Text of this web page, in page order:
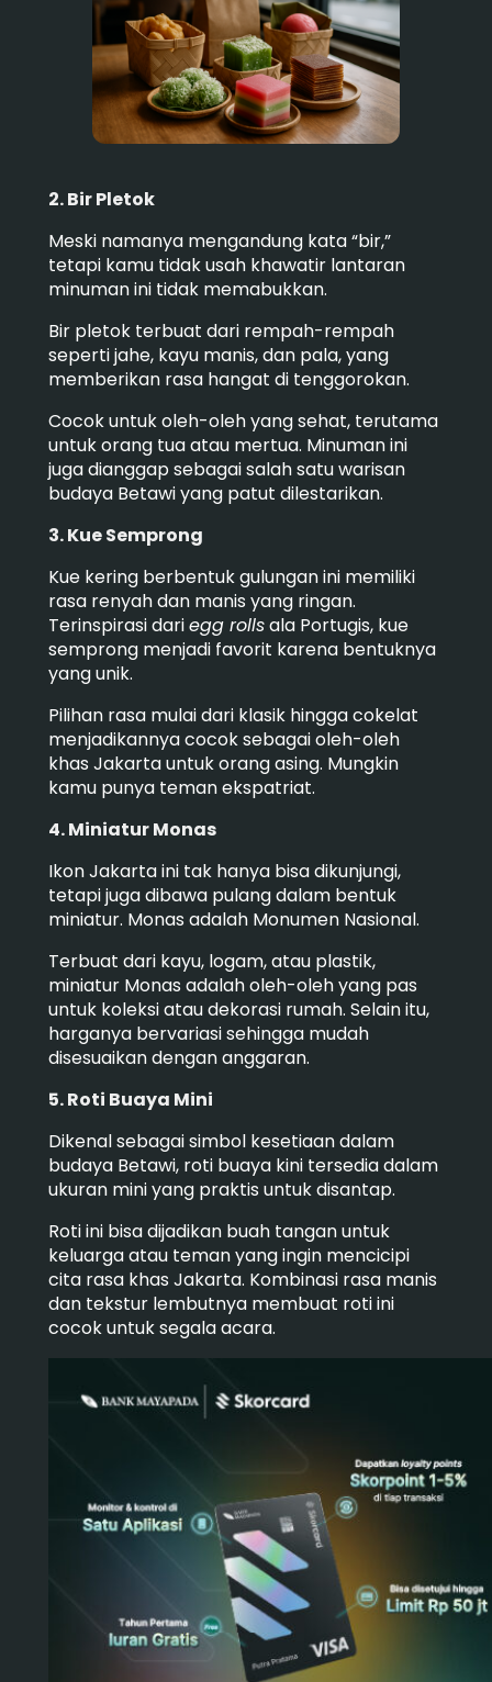
2. Bir Pletok
Meski namanya mengandung kata “bir,”
tetapi kamu tidak usah khawatir lantaran
minuman ini tidak memabukkan.
Bir pletok terbuat dari rempah-rempah
seperti jahe, kayu manis, dan pala, yang
memberikan rasa hangat di tenggorokan.
Cocok untuk oleh-oleh yang sehat, terutama
untuk orang tua atau mertua. Minuman ini
juga dianggap sebagai salah satu warisan
budaya Betawi yang patut dilestarikan.
3. Kue Semprong
Kue kering berbentuk gulungan ini memiliki
rasa renyah dan manis yang ringan.
Terinspirasi dariegg rollsala Portugis, kue
semprong menjadi favorit karena bentuknya
yang unik.
Pilihan rasa mulai dari klasik hingga cokelat
menjadikannya cocok sebagai oleh-oleh
khas Jakarta untuk orang asing. Mungkin
kamu punya teman ekspatriat.
4. Miniatur Monas
Ikon Jakarta ini tak hanya bisa dikunjungi,
tetapi juga dibawa pulang dalam bentuk
miniatur. Monas adalah Monumen Nasional.
Terbuat dari kayu, logam, atau plastik,
miniatur Monas adalah oleh-oleh yang pas
untuk koleksi atau dekorasi rumah. Selain itu,
harganya bervariasi sehingga mudah
disesuaikan dengan anggaran.
5. Roti Buaya Mini
Dikenal sebagai simbol kesetiaan dalam
budaya Betawi, roti buaya kini tersedia dalam
ukuran mini yang praktis untuk disantap.
Roti ini bisa dijadikan buah tangan untuk
keluarga atau teman yang ingin mencicipi
cita rasa khas Jakarta. Kombinasi rasa manis
dan tekstur lembutnya membuat roti ini
cocok untuk segala acara.